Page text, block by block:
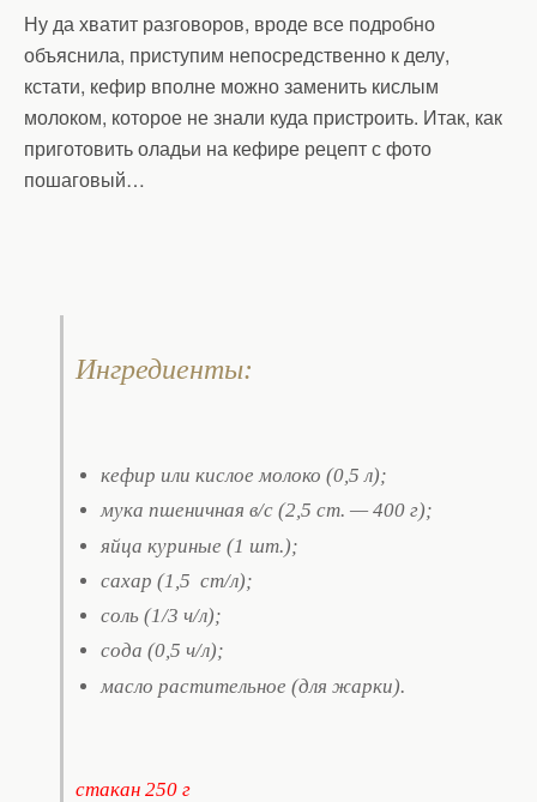
Ну да хватит разговоров, вроде все подробно
объяснила, приступим непосредственно к делу,
кстати, кефир вполне можно заменить кислым
молоком, которое не знали куда пристроить. Итак, как
приготовить оладьи на кефире рецепт с фото
пошаговый…
Ингредиенты:
кефир или кислое молоко (0,5 л);
мука пшеничная в/с (2,5 ст. — 400 г);
яйца куриные (1 шт.);
сахар (1,5 ст/л);
соль (1/3 ч/л);
сода (0,5 ч/л);
масло растительное (для жарки).
стакан 250 г